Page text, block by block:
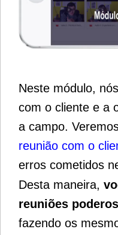
Neste módulo,
com o cliente e a
a campo.
reunião com o
erros cometidos
Desta maneira,
reuniões
fazendo os